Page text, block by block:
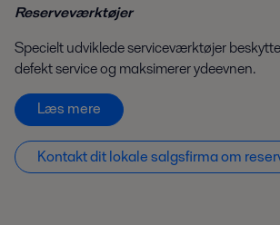
Reserveværktøjer
Specielt udviklede serviceværktøjer
defekt service og maksimerer ydeevnen.
Læs mere
Kontakt dit lokale salgsfirma om